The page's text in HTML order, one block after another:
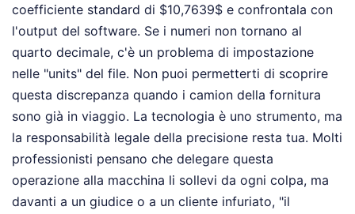
coefficiente standard di $10,7639$ e confrontala con
l'output del software. Se i numeri non tornano al
quarto decimale, c'è un problema di impostazione
nelle "units" del file. Non puoi permetterti di scoprire
questa discrepanza quando i camion della fornitura
sono già in viaggio. La tecnologia è uno strumento, ma
la responsabilità legale della precisione resta tua. Molti
professionisti pensano che delegare questa
operazione alla macchina li sollevi da ogni colpa, ma
davanti a un giudice o a un cliente infuriato, "il